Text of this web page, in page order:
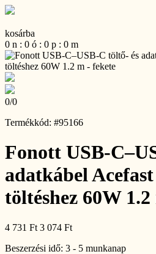
kosárba
0 n : 0 ó : 0 p : 0 m
0/0
Termékkód: #95166
Fonott USB-
adatkábel
töltéshez 60W
4 731 Ft 3 074 Ft
Beszerzési idő: 3 - 5 munkanap